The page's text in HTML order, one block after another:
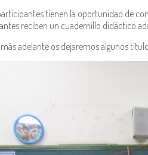
tienen la oportunidad de
reciben un cuadernillo didáctico
adelante os dejaremos algunos